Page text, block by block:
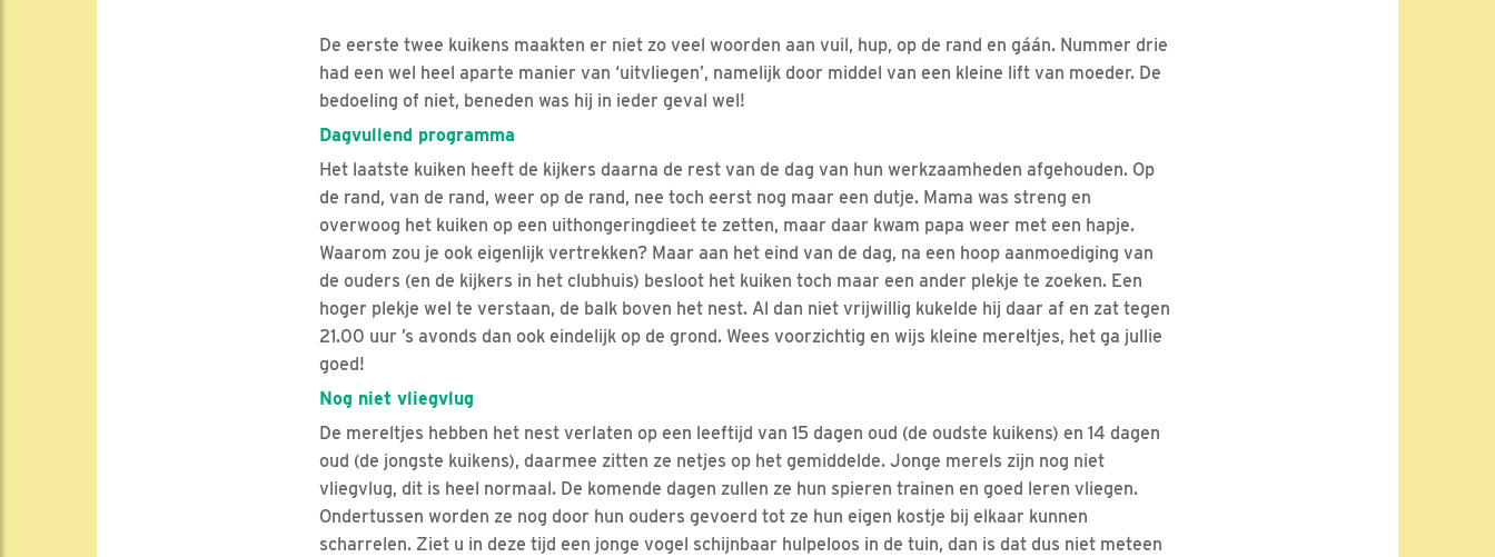
De eerste twee kuikens maakten er niet zo veel woorden aan vuil, hup, op de rand en gáán. Nummer drie
had een wel heel aparte manier van ‘uitvliegen’, namelijk door middel van een kleine lift van moeder. De
bedoeling of niet, beneden was hij in ieder geval wel!
Dagvullend programma
Het laatste kuiken heeft de kijkers daarna de rest van de dag van hun werkzaamheden afgehouden. Op
de rand, van de rand, weer op de rand, nee toch eerst nog maar een dutje. Mama was streng en
overwoog het kuiken op een uithongeringdieet te zetten, maar daar kwam papa weer met een hapje.
Waarom zou je ook eigenlijk vertrekken? Maar aan het eind van de dag, na een hoop aanmoediging van
de ouders (en de kijkers in het clubhuis) besloot het kuiken toch maar een ander plekje te zoeken. Een
hoger plekje wel te verstaan, de balk boven het nest. Al dan niet vrijwillig kukelde hij daar af en zat tegen
21.00 uur ’s avonds dan ook eindelijk op de grond. Wees voorzichtig en wijs kleine mereltjes, het ga jullie
goed!
Nog niet vliegvlug
De mereltjes hebben het nest verlaten op een leeftijd van 15 dagen oud (de oudste kuikens) en 14 dagen
oud (de jongste kuikens), daarmee zitten ze netjes op het gemiddelde. Jonge merels zijn nog niet
vliegvlug, dit is heel normaal. De komende dagen zullen ze hun spieren trainen en goed leren vliegen.
Ondertussen worden ze nog door hun ouders gevoerd tot ze hun eigen kostje bij elkaar kunnen
scharrelen. Ziet u in deze tijd een jonge vogel schijnbaar hulpeloos in de tuin, dan is dat dus niet meteen